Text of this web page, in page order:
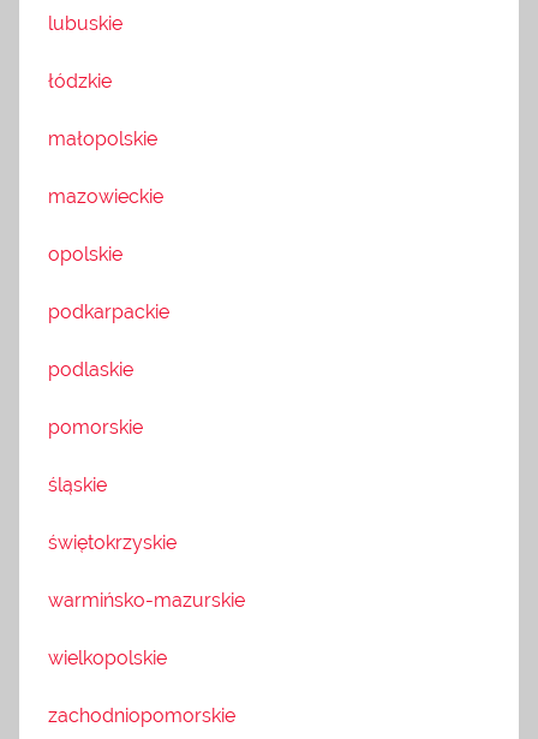
lubuskie
łódzkie
małopolskie
mazowieckie
opolskie
podkarpackie
podlaskie
pomorskie
śląskie
świętokrzyskie
warmińsko-mazurskie
wielkopolskie
zachodniopomorskie